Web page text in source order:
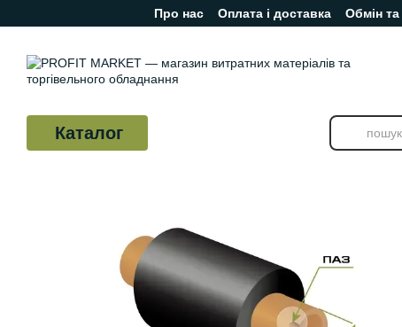
Перейти до основного контенту
Про нас Оплата і доставка Обмін
Відгуки про магазин
Каталог